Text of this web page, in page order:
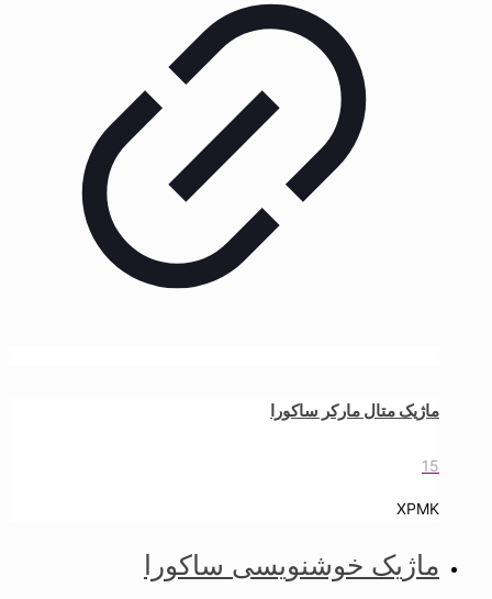
ماژیک متال مارکر ساکورا
15
XPMK
ماژیک خوشنویسی ساکورا